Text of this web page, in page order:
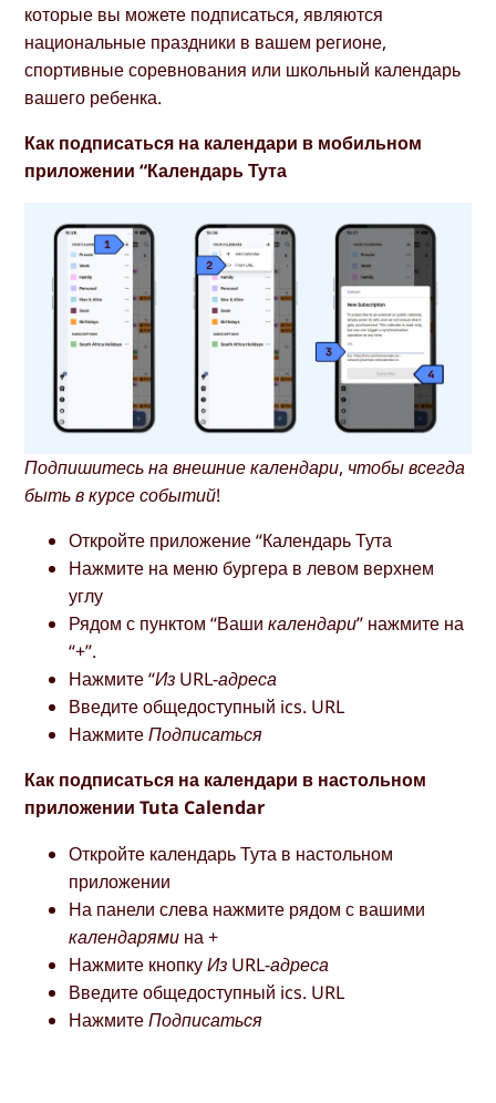
которые вы можете подписаться, являются
национальные праздники в вашем регионе,
спортивные соревнования или школьный календарь
вашего ребенка.
Как подписаться на календари в мобильном
приложении “Календарь Тута
Подпишитесь на внешние календари, чтобы всегда
быть в курсе событий!
Откройте приложение “Календарь Тута
Нажмите на меню бургера в левом верхнем
углу
Рядом с пунктом “Вашикалендари” нажмите на
“+”.
Нажмите“Из URL-адреса
Введите общедоступный ics. URL
НажмитеПодписаться
Как подписаться на календари в настольном
приложении Tuta Calendar
Откройте календарь Тута в настольном
приложении
На панели слева нажмите рядом с вашими
календарями на +
Нажмите кнопкуИз URL-адреса
Введите общедоступный ics. URL
НажмитеПодписаться